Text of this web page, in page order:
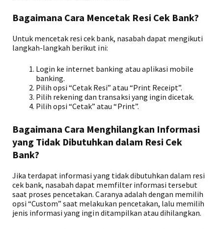
Bagaimana Cara Mencetak Resi Cek Bank?
Untuk mencetak resi cek bank, nasabah dapat mengikuti
langkah-langkah berikut ini:
Login ke internet banking atau aplikasi mobile
banking.
Pilih opsi “Cetak Resi” atau “Print Receipt”.
Pilih rekening dan transaksi yang ingin dicetak.
Pilih opsi “Cetak” atau “Print”.
Bagaimana Cara Menghilangkan Informasi
yang Tidak Dibutuhkan dalam Resi Cek
Bank?
Jika terdapat informasi yang tidak dibutuhkan dalam resi
cek bank, nasabah dapat memfilter informasi tersebut
saat proses pencetakan. Caranya adalah dengan memilih
opsi “Custom” saat melakukan pencetakan, lalu memilih
jenis informasi yang ingin ditampilkan atau dihilangkan.